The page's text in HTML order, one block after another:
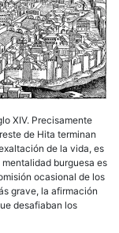
XIV. Precisamente
de Hita terminan
de la vida, es
burguesa es
ocasional de los
grave, la afirmación
desafiaban los